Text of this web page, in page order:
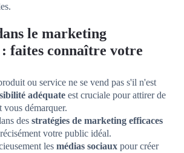
le marketing
faites connaître votre
ou service ne se vend pas s'il n'est
adéquate est cruciale pour attirer de
vous démarquer.
des stratégies de marketing efficaces
votre public idéal.
les médias sociaux pour créer